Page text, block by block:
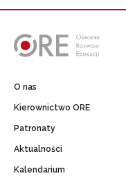
O nas
Kierownictwo ORE
Patronaty
Aktualności
Kalendarium